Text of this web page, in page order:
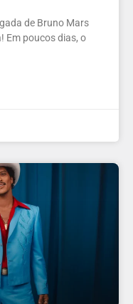
de Bruno Mars
Em poucos dias, o